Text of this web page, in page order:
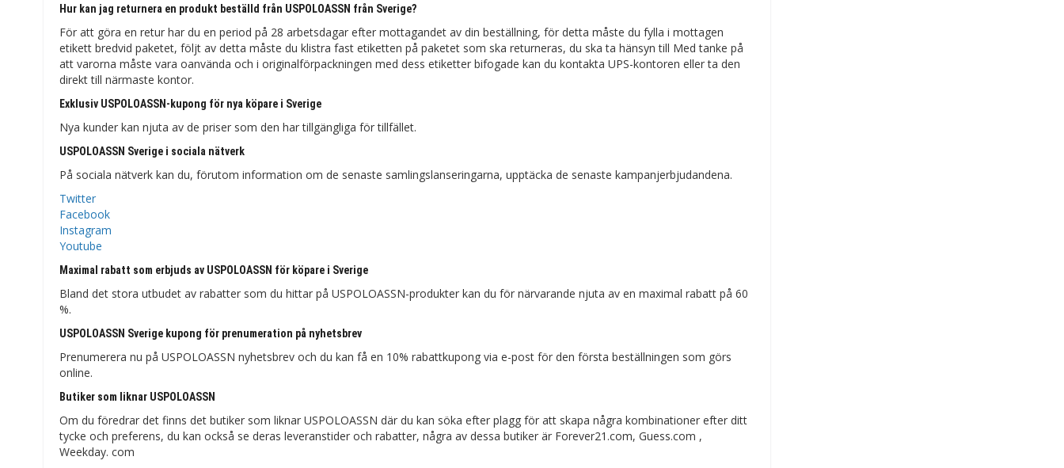
Hur kan jag returnera en produkt beställd från USPOLOASSN från Sverige?
För att göra en retur har du en period på 28 arbetsdagar efter mottagandet av din beställning, för detta måste du fylla i mottagen
etikett bredvid paketet, följt av detta måste du klistra fast etiketten på paketet som ska returneras, du ska ta hänsyn till Med tanke på
att varorna måste vara oanvända och i originalförpackningen med dess etiketter bifogade kan du kontakta UPS-kontoren eller ta den
direkt till närmaste kontor.
Exklusiv USPOLOASSN-kupong för nya köpare i Sverige
Nya kunder kan njuta av de priser som den har tillgängliga för tillfället.
USPOLOASSN Sverige i sociala nätverk
På sociala nätverk kan du, förutom information om de senaste samlingslanseringarna, upptäcka de senaste kampanjerbjudandena.
Twitter
Facebook
Instagram
Youtube
Maximal rabatt som erbjuds av USPOLOASSN för köpare i Sverige
Bland det stora utbudet av rabatter som du hittar på USPOLOASSN-produkter kan du för närvarande njuta av en maximal rabatt på 60
%.
USPOLOASSN Sverige kupong för prenumeration på nyhetsbrev
Prenumerera nu på USPOLOASSN nyhetsbrev och du kan få en 10% rabattkupong via e-post för den första beställningen som görs
online.
Butiker som liknar USPOLOASSN
Om du föredrar det finns det butiker som liknar USPOLOASSN där du kan söka efter plagg för att skapa några kombinationer efter ditt
tycke och preferens, du kan också se deras leveranstider och rabatter, några av dessa butiker är Forever21.com, Guess.com ,
Weekday. com